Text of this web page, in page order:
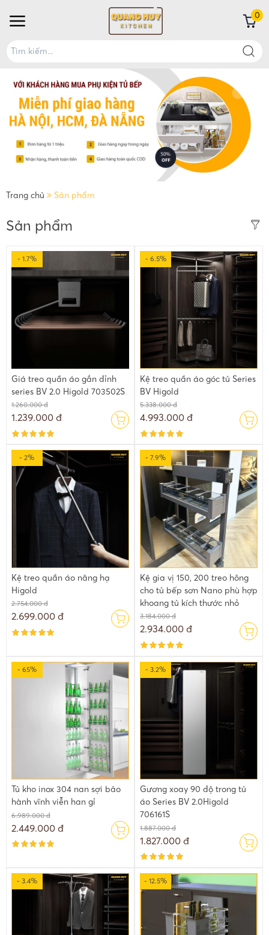
0
Trang chủ Sản phẩm
Sản phẩm
- 1.7%
Giá treo quần áo gắn đỉnh
series BV 2.0 Higold 703502S
1.260.000 đ
1.239.000 đ
- 6.5%
Kệ treo quần áo góc tủ Series
BV Higold
5.338.000 đ
4.993.000 đ
- 2%
Kệ treo quần áo nâng hạ
Higold
2.754.000 đ
2.699.000 đ
- 7.9%
Kệ gia vị 150, 200 treo hông
cho tủ bếp sơn Nano phù hợp
khoang tủ kích thước nhỏ
3.184.000 đ
2.934.000 đ
- 65%
Tủ kho inox 304 nan sợi bảo
hành vĩnh viễn han gỉ
6.989.000 đ
2.449.000 đ
- 3.2%
Gương xoay 90 độ trong tủ
áo Series BV 2.0Higold
706161S
1.887.000 đ
1.827.000 đ
- 3.4% - 12.5%